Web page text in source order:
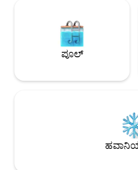
ನಾವು ಋತುವಿಗೆ ಹಾಸಿಗೆಯನ್ನು
ನೀವು 8 ಕ್ಕಿಂತ ಹೆಚ್ಚು ಜನರಿದ್ದರೆ
ಬಳಸಿದರೂ ಸಹ ಇದು ಖಾಸಗಿ
* ಕೀಟ ನಿವಾರಕದ ಬಗ್ಗೆ ನಾನು
ಪೂಲ್